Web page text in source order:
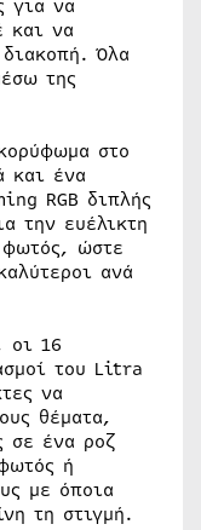
για να
και να
Όλα
της
στο
και ένα
RGB διπλής
την ευέλικτη
φωτός, ώστε
ανά
οι 16
του Litra
να
θέματα,
σε ένα ροζ
ή
με όποια
τη στιγμή.